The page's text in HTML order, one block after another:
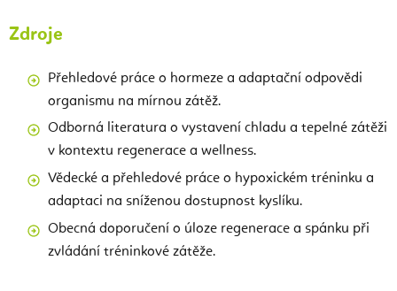
Zdroje
Přehledové práce o hormeze a adaptační odpovědi
organismu na mírnou zátěž.
Odborná literatura o vystavení chladu a tepelné zátěži
v kontextu regenerace a wellness.
Vědecké a přehledové práce o hypoxickém tréninku a
adaptaci na sníženou dostupnost kyslíku.
Obecná doporučení o úloze regenerace a spánku při
zvládání tréninkové zátěže.